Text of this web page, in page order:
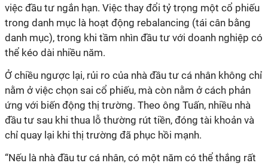
việc đầu tư ngắn hạn. Việc thay đổi tỷ trọng một cổ phiếu
trong danh mục là hoạt động rebalancing (tái cân bằng
danh mục), trong khi tầm nhìn đầu tư với doanh nghiệp có
thể kéo dài nhiều năm.
Ở chiều ngược lại, rủi ro của nhà đầu tư cá nhân không chỉ
nằm ở việc chọn sai cổ phiếu, mà còn nằm ở cách phản
ứng với biến động thị trường. Theo ông Tuấn, nhiều nhà
đầu tư sau khi thua lỗ thường rút tiền, đóng tài khoản và
chỉ quay lại khi thị trường đã phục hồi mạnh.
“Nếu là nhà đầu tư cá nhân, có một năm có thể thắng rất